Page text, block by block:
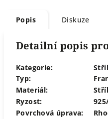
Popis Diskuze
Detailní popis
Kategorie:
Typ:
Materiál:
Ryzost:
Povrchová úprava: